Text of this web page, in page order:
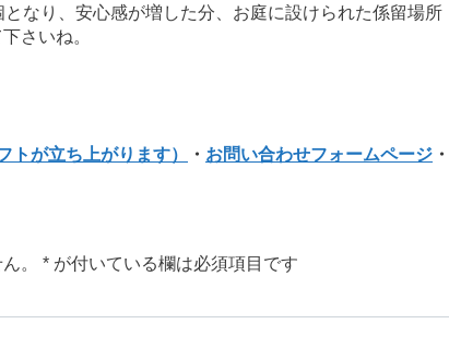
なり、安心感が増した分、お庭に設けられた係留場所
さいね。
トが立ち上がります） ・ お問い合わせフォームページ ・
。 * が付いている欄は必須項目です